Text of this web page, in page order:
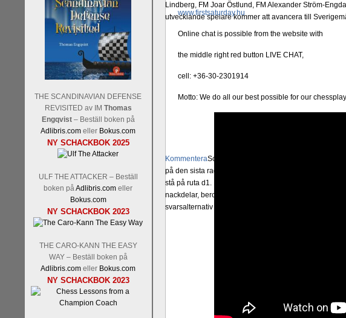
THE SCANDINAVIAN DEFENSE
REVISITED av IM Thomas
Engqvist– Beställ boken på
Adlibris.com eller Bokus.com
NY SCHACKBOK 2025
ULF THE ATTACKER – Beställ
boken på Adlibris.com eller
Bokus.com
NY SCHACKBOK 2023
THE CARO-KANN THE EASY
WAY – Beställ boken på
Adlibris.com eller Bokus.com
NY SCHACKBOK 2023
Lindberg, FM Joar Östlund, FM Alexander Ström-
utvecklande spelare kommer att avancera till
KommenteraSchacksnack har inlett det nya året med
på den sista raden, eller om du föredrar europeiskt
stå på ruta d1. Det förstnämnda alternativet har
nackdelar, beroende på hur man ser på det, i och
svarsalternativ 1 eller 2 i högerspalten nedan.
www.firstsaturday.hu
Online chat is possible from the website with
the middle right red button LIVE CHAT,
cell: +36-30-2301914
Motto: We do all our best possible for our